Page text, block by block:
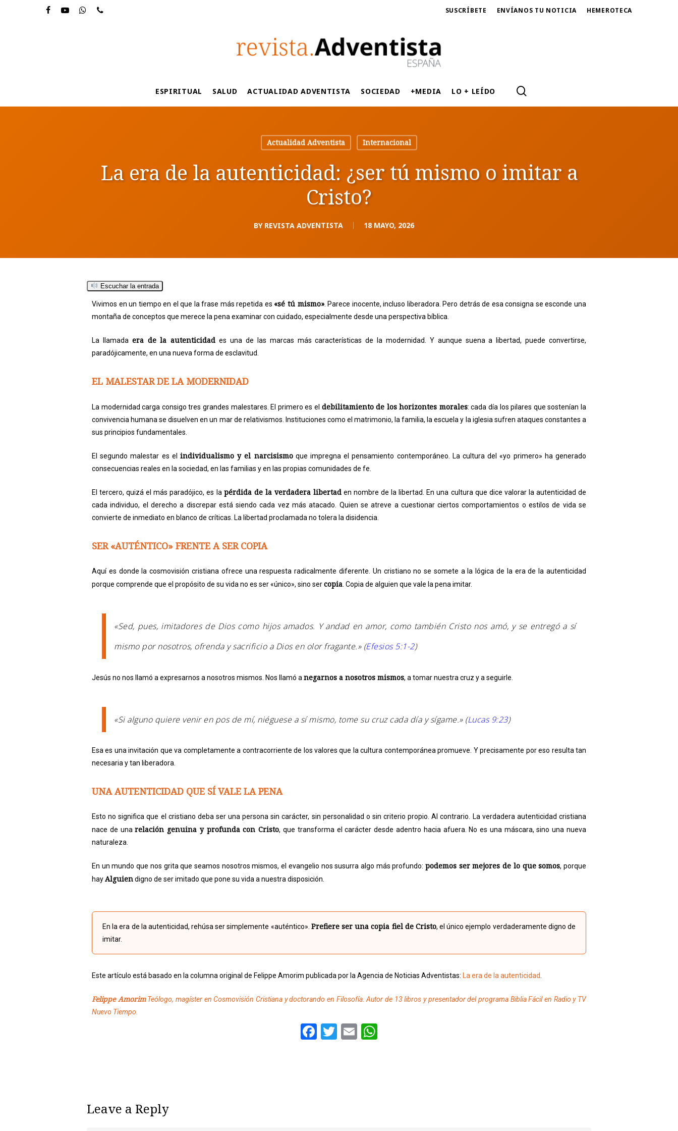
SUSCRÍBETE ENVÍANOS TU NOTICIA HEMEROTECA
Hit enter to search or ESC to close
ESPIRITUAL SALUD ACTUALIDAD ADVENTISTA SOCIEDAD +MEDIA LO + LEÍDO
Actualidad Adventista Internacional
La era de la autenticidad: ¿ser tú mismo o imitar a
Cristo?
BY REVISTA ADVENTISTA 18 MAYO, 2026
Escuchar la entrada
Vivimos en un tiempo en el que la frase más repetida es «sé tú mismo». Parece inocente, incluso liberadora. Pero detrás de esa consigna se esconde una
montaña de conceptos que merece la pena examinar con cuidado, especialmente desde una perspectiva bíblica.
La llamada era de la autenticidad es una de las marcas más características de la modernidad. Y aunque suena a libertad, puede convertirse,
paradójicamente, en una nueva forma de esclavitud.
EL MALESTAR DE LA MODERNIDAD
La modernidad carga consigo tres grandes malestares. El primero es el debilitamiento de los horizontes morales: cada día los pilares que sostenían la
convivencia humana se disuelven en un mar de relativismos. Instituciones como el matrimonio, la familia, la escuela y la iglesia sufren ataques constantes a
sus principios fundamentales.
El segundo malestar es el individualismo y el narcisismoque impregna el pensamiento contemporáneo. La cultura del «yo primero» ha generado
consecuencias reales en la sociedad, en las familias y en las propias comunidades de fe.
El tercero, quizá el más paradójico, es la pérdida de la verdadera libertaden nombre de la libertad. En una cultura que dice valorar la autenticidad de
cada individuo, el derecho a discrepar está siendo cada vez más atacado. Quien se atreve a cuestionar ciertos comportamientos o estilos de vida se
convierte de inmediato en blanco de críticas. La libertad proclamada no tolera la disidencia.
SER «AUTÉNTICO» FRENTE A SER COPIA
Aquí es donde la cosmovisión cristiana ofrece una respuesta radicalmente diferente. Un cristiano no se somete a la lógica de la era de la autenticidad
porque comprende que el propósito de su vida no es ser «único», sino sercopia . Copia de alguien que vale la pena imitar.
«Sed, pues, imitadores de Dios como hijos amados. Y andad en amor, como también Cristo nos amó, y se entregó a sí
mismo por nosotros, ofrenda y sacrificio a Dios en olor fragante.» (Efesios 5:1-2)
Jesús no nos llamó a expresarnos a nosotros mismos. Nos llamó a negarnos a nosotros mismos, a tomar nuestra cruz y a seguirle.
«Si alguno quiere venir en pos de mí, niéguese a sí mismo, tome su cruz cada día y sígame.» (Lucas 9:23)
Esa es una invitación que va completamente a contracorriente de los valores que la cultura contemporánea promueve. Y precisamente por eso resulta tan
necesaria y tan liberadora.
UNA AUTENTICIDAD QUE SÍ VALE LA PENA
Esto no significa que el cristiano deba ser una persona sin carácter, sin personalidad o sin criterio propio. Al contrario. La verdadera autenticidad cristiana
nace de unarelación genuina y profunda con Cristo, que transforma el carácter desde adentro hacia afuera. No es una máscara, sino una nueva
naturaleza.
En un mundo que nos grita que seamos nosotros mismos, el evangelio nos susurra algo más profundo:podemos ser mejores de lo que somos, porque
hayAlguiendigno de ser imitado que pone su vida a nuestra disposición.
En la era de la autenticidad, rehúsa ser simplemente «auténtico». Prefiere ser una copia fiel de Cristo, el único ejemplo verdaderamente digno de
imitar.
Este artículo está basado en la columna original de Felippe Amorim publicada por la Agencia de Noticias Adventistas: La era de la autenticidad
Felippe AmorimTeólogo, magíster en Cosmovisión Cristiana y doctorando en Filosofía. Autor de 13 libros y presentador del programa Biblia Fácil en Radio y TV
Nuevo Tiempo.
Facebook
Twitter
Email
Leave a Reply